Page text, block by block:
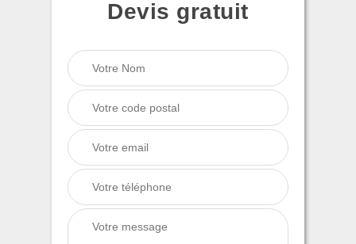
Devis gratuit